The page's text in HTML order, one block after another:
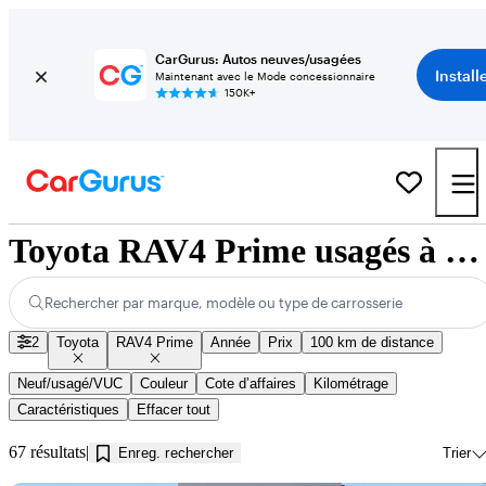
CarGurus: Autos neuves/usagées
Maintenant avec le Mode concessionnaire
150K+
Toyota RAV4 Prime usagés à vendre près de Innisfil, ON
Rechercher par marque, modèle ou type de carrosserie
2 Toyota RAV4 Prime Année Prix 100 km de distance
Neuf/usagé/VUC Couleur Cote d’affaires
Kilométrage
Caractéristiques
Effacer tout
67 résultats Enreg. rechercher Trier